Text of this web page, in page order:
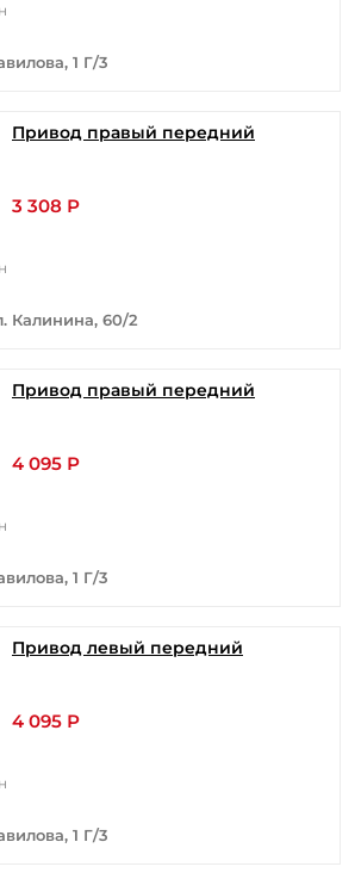
1 Г/3
Привод правый передний
3 308 Р
Калинина, 60/2
Привод правый передний
4 095 Р
1 Г/3
Привод левый передний
4 095 Р
1 Г/3